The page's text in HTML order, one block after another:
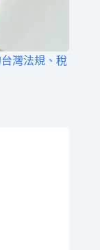
灣法規、稅